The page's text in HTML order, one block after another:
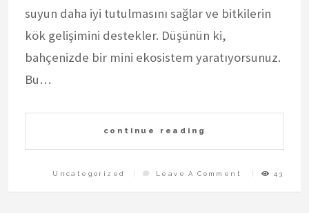
suyun daha iyi tutulmasını sağlar ve bitkilerin
kök gelişimini destekler. Düşünün ki,
bahçenizde bir mini ekosistem yaratıyorsunuz.
Bu…
continue reading
Uncategorized Leave A Comment
On
Bahce
İle
43